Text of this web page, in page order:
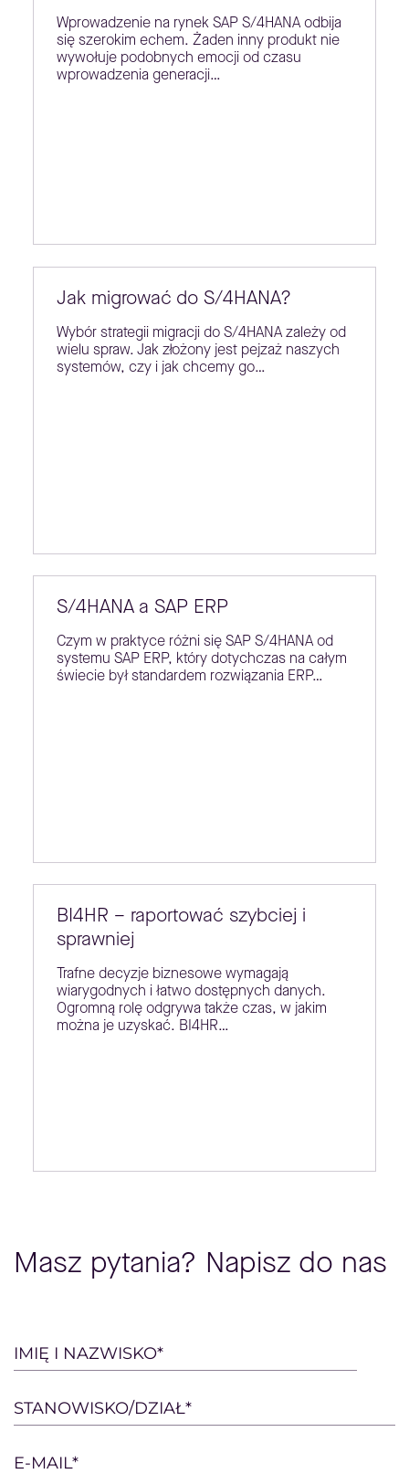
Wprowadzenie na rynek SAP S/4HANA odbija
się szerokim echem. Żaden inny produkt nie
wywołuje podobnych emocji od czasu
wprowadzenia generacji…
Jak migrować do S/4HANA?
Wybór strategii migracji do S/4HANA zależy od
wielu spraw. Jak złożony jest pejzaż naszych
systemów, czy i jak chcemy go…
S/4HANA a SAP ERP
Czym w praktyce różni się SAP S/4HANA od
systemu SAP ERP, który dotychczas na całym
świecie był standardem rozwiązania ERP…
BI4HR – raportować szybciej i
sprawniej
Trafne decyzje biznesowe wymagają
wiarygodnych i łatwo dostępnych danych.
Ogromną rolę odgrywa także czas, w jakim
można je uzyskać. BI4HR…
Masz pytania? Napisz do nas
Please
leave
this
field
empty.
IMIĘ I NAZWISKO*
STANOWISKO/DZIAŁ*
E-MAIL*